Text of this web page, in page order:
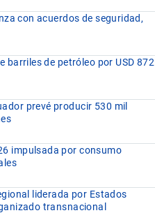
con acuerdos de seguridad,
barriles de petróleo por USD 872
prevé producir 530 mil
impulsada por consumo
liderada por Estados
transnacional